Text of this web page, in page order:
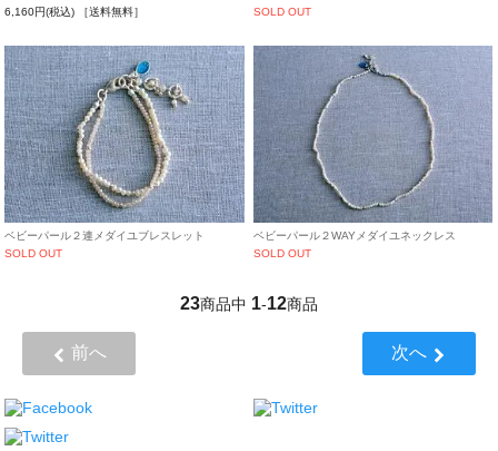
6,160円(税込)
［送料無料］
SOLD OUT
ベビーパール２連メダイユブレスレット
SOLD OUT
ベビーパール２WAYメダイユネックレス
SOLD OUT
23商品中 1-12商品
前へ 次へ